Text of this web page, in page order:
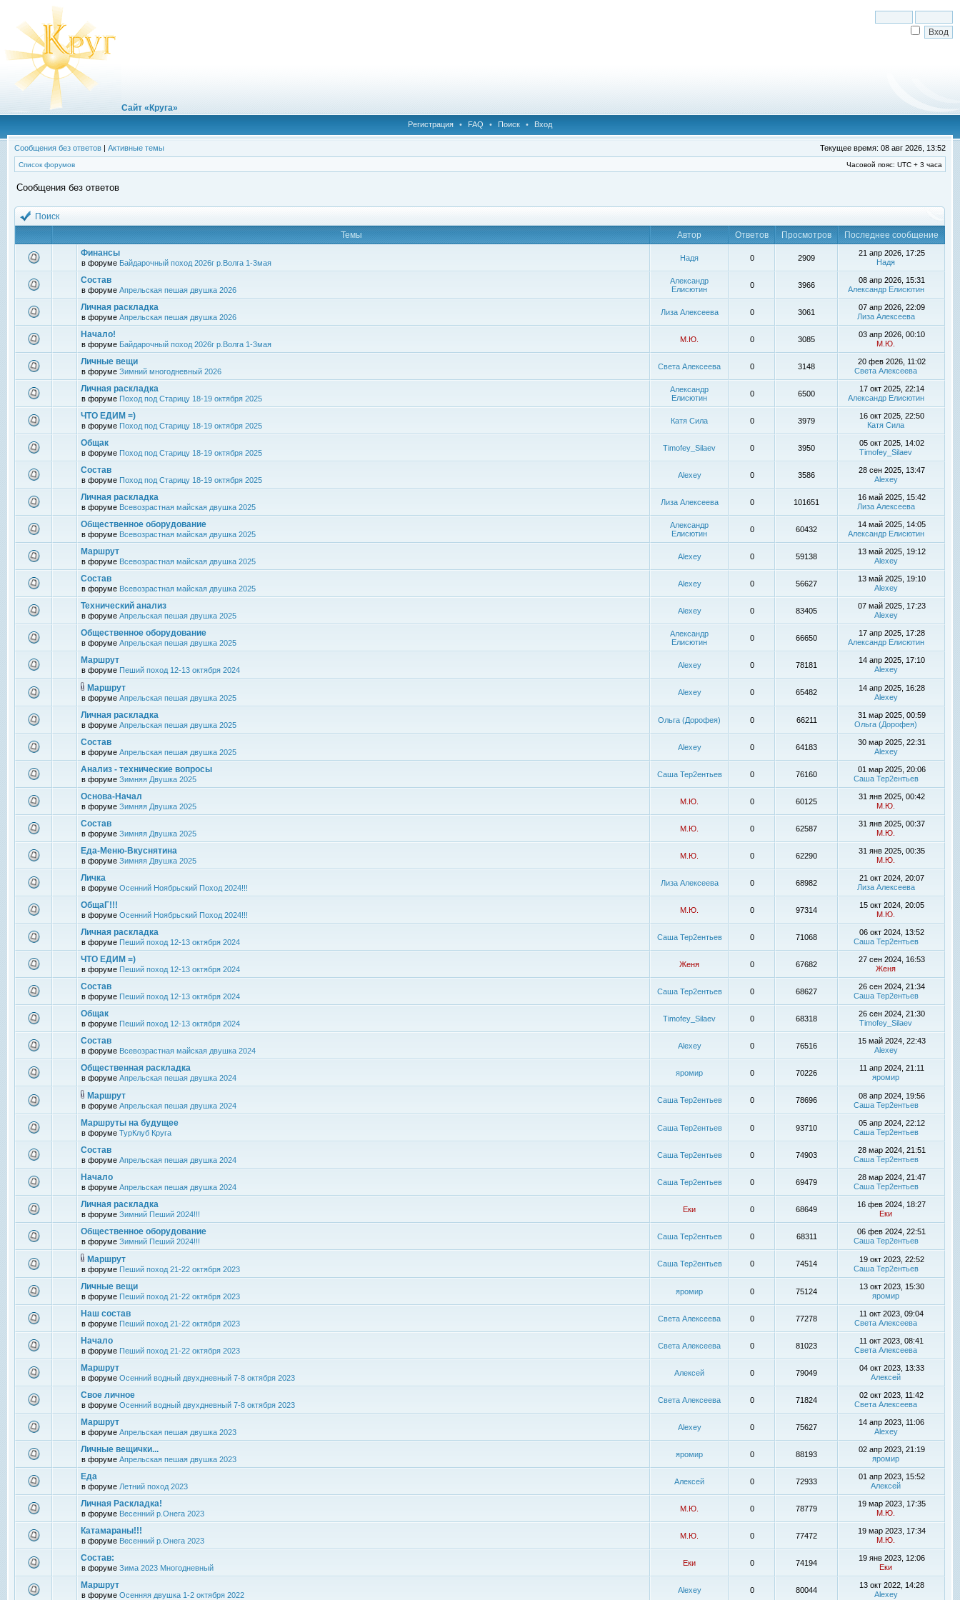
Сайт «Круга»
Регистрация • FAQ • Поиск • Вход
Сообщения без ответов | Активные темы Текущее время: 08 авг 2026, 13:52
Список форумов Часовой пояс: UTC + 3 часа
Сообщения без ответов
Поиск
Темы
Автор Ответов Просмотров
Последнее сообщение
Финансы
в форуме Байдарочный поход 2026г р.Волга 1-3мая
Надя 0 2909
21 апр 2026, 17:25
Надя
Состав
в форуме Апрельская пешая двушка 2026
Александр
Елисютин
0 3966
08 апр 2026, 15:31
Александр Елисютин
Личная раскладка
в форуме Апрельская пешая двушка 2026
Лиза Алексеева 0 3061
07 апр 2026, 22:09
Лиза Алексеева
Начало!
в форуме Байдарочный поход 2026г р.Волга 1-3мая
М.Ю. 0 3085
03 апр 2026, 00:10
М.Ю.
Личные вещи
в форуме Зимний многодневный 2026
Света Алексеева 0 3148
20 фев 2026, 11:02
Света Алексеева
Личная раскладка
в форуме Поход под Старицу 18-19 октября 2025
Александр
Елисютин
0 6500
17 окт 2025, 22:14
Александр Елисютин
ЧТО ЕДИМ =)
в форуме Поход под Старицу 18-19 октября 2025
Катя Сила 0 3979
16 окт 2025, 22:50
Катя Сила
Общак
в форуме Поход под Старицу 18-19 октября 2025
Timofey_Silaev 0 3950
05 окт 2025, 14:02
Timofey_Silaev
Состав
в форуме Поход под Старицу 18-19 октября 2025
Alexey 0 3586
28 сен 2025, 13:47
Alexey
Личная раскладка
в форуме Всевозрастная майская двушка 2025
Лиза Алексеева 0 101651
16 май 2025, 15:42
Лиза Алексеева
Общественное оборудование
в форуме Всевозрастная майская двушка 2025
Александр
Елисютин
0 60432
14 май 2025, 14:05
Александр Елисютин
Маршрут
в форуме Всевозрастная майская двушка 2025
Alexey 0 59138
13 май 2025, 19:12
Alexey
Состав
в форуме Всевозрастная майская двушка 2025
Alexey 0 56627
13 май 2025, 19:10
Alexey
Технический анализ
в форуме Апрельская пешая двушка 2025
Alexey 0 83405
07 май 2025, 17:23
Alexey
Общественное оборудование
в форуме Апрельская пешая двушка 2025
Александр
Елисютин
0 66650
17 апр 2025, 17:28
Александр Елисютин
Маршрут
в форуме Пеший поход 12-13 октября 2024
Alexey 0 78181
14 апр 2025, 17:10
Alexey
Маршрут
в форуме Апрельская пешая двушка 2025
Alexey 0 65482
14 апр 2025, 16:28
Alexey
Личная раскладка
в форуме Апрельская пешая двушка 2025
Ольга (Дорофея) 0 66211
31 мар 2025, 00:59
Ольга (Дорофея)
Состав
в форуме Апрельская пешая двушка 2025
Alexey 0 64183
30 мар 2025, 22:31
Alexey
Анализ - технические вопросы
в форуме Зимняя Двушка 2025
Саша Тер2ентьев 0 76160
01 мар 2025, 20:06
Саша Тер2ентьев
Основа-Начал
в форуме Зимняя Двушка 2025
М.Ю. 0 60125
31 янв 2025, 00:42
М.Ю.
Состав
в форуме Зимняя Двушка 2025
М.Ю. 0 62587
31 янв 2025, 00:37
М.Ю.
Еда-Меню-Вкуснятина
в форуме Зимняя Двушка 2025
М.Ю. 0 62290
31 янв 2025, 00:35
М.Ю.
Личка
в форуме Осенний Ноябрьский Поход 2024!!!
Лиза Алексеева 0 68982
21 окт 2024, 20:07
Лиза Алексеева
ОбщаГ!!!
в форуме Осенний Ноябрьский Поход 2024!!!
М.Ю. 0 97314
15 окт 2024, 20:05
М.Ю.
Личная раскладка
в форуме Пеший поход 12-13 октября 2024
Саша Тер2ентьев 0 71068
06 окт 2024, 13:52
Саша Тер2ентьев
ЧТО ЕДИМ =)
в форуме Пеший поход 12-13 октября 2024
Женя 0 67682
27 сен 2024, 16:53
Женя
Состав
в форуме Пеший поход 12-13 октября 2024
Саша Тер2ентьев 0 68627
26 сен 2024, 21:34
Саша Тер2ентьев
Общак
в форуме Пеший поход 12-13 октября 2024
Timofey_Silaev 0 68318
26 сен 2024, 21:30
Timofey_Silaev
Состав
в форуме Всевозрастная майская двушка 2024
Alexey 0 76516
15 май 2024, 22:43
Alexey
Общественная раскладка
в форуме Апрельская пешая двушка 2024
яромир 0 70226
11 апр 2024, 21:11
яромир
Маршрут
в форуме Апрельская пешая двушка 2024
Саша Тер2ентьев 0 78696
08 апр 2024, 19:56
Саша Тер2ентьев
Маршруты на будущее
в форуме ТурКлуб Круга
Саша Тер2ентьев 0 93710
05 апр 2024, 22:12
Саша Тер2ентьев
Состав
в форуме Апрельская пешая двушка 2024
Саша Тер2ентьев 0 74903
28 мар 2024, 21:51
Саша Тер2ентьев
Начало
в форуме Апрельская пешая двушка 2024
Саша Тер2ентьев 0 69479
28 мар 2024, 21:47
Саша Тер2ентьев
Личная раскладка
в форуме Зимний Пеший 2024!!!
Еки 0 68649
16 фев 2024, 18:27
Еки
Общественное оборудование
в форуме Зимний Пеший 2024!!!
Саша Тер2ентьев 0 68311
06 фев 2024, 22:51
Саша Тер2ентьев
Маршрут
в форуме Пеший поход 21-22 октября 2023
Саша Тер2ентьев 0 74514
19 окт 2023, 22:52
Саша Тер2ентьев
Личные вещи
в форуме Пеший поход 21-22 октября 2023
яромир 0 75124
13 окт 2023, 15:30
яромир
Наш состав
в форуме Пеший поход 21-22 октября 2023
Света Алексеева 0 77278
11 окт 2023, 09:04
Света Алексеева
Начало
в форуме Пеший поход 21-22 октября 2023
Света Алексеева 0 81023
11 окт 2023, 08:41
Света Алексеева
Маршрут
в форуме Осенний водный двухдневный 7-8 октября 2023
Алексей 0 79049
04 окт 2023, 13:33
Алексей
Свое личное
в форуме Осенний водный двухдневный 7-8 октября 2023
Света Алексеева 0 71824
02 окт 2023, 11:42
Света Алексеева
Маршрут
в форуме Апрельская пешая двушка 2023
Alexey 0 75627
14 апр 2023, 11:06
Alexey
Личные вещички...
в форуме Апрельская пешая двушка 2023
яромир 0 88193
02 апр 2023, 21:19
яромир
Еда
в форуме Летний поход 2023
Алексей 0 72933
01 апр 2023, 15:52
Алексей
Личная Раскладка!
в форуме Весенний р.Онега 2023
М.Ю. 0 78779
19 мар 2023, 17:35
М.Ю.
Катамараны!!!
в форуме Весенний р.Онега 2023
М.Ю. 0 77472
19 мар 2023, 17:34
М.Ю.
Состав:
в форуме Зима 2023 Многодневный
Еки 0 74194
19 янв 2023, 12:06
Еки
Маршрут
в форуме Осенняя двушка 1-2 октября 2022
Alexey 0 80044
13 окт 2022, 14:28
Alexey